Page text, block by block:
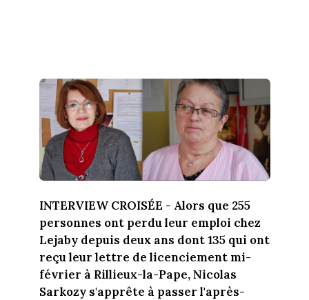
INTERVIEW CROISÉE - Alors que 255
personnes ont perdu leur emploi chez
Lejaby depuis deux ans dont 135 qui ont
reçu leur lettre de licenciement mi-
février à Rillieux-la-Pape, Nicolas
Sarkozy s'apprête à passer l'après-